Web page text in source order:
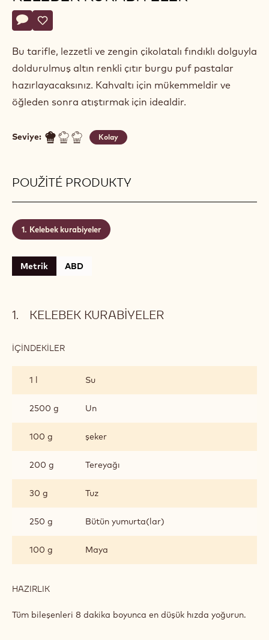
Actions
Yorum yaz
- Çikolatalı ve fındıklı kelebek kurabiyeler
Kaydet
- Çikolatalı ve fındıklı kelebek kurabiyeler
Bu tarifle, lezzetli ve zengin çikolatalı fındıklı dolguyla
doldurulmuş altın renkli çıtır burgu puf pastalar
hazırlayacaksınız. Kahvaltı için mükemmeldir ve
öğleden sonra atıştırmak için idealdir.
Seviye: Kolay
POUŽITÉ PRODUKTY
Kelebek kurabiyeler
Metrik ABD
KELEBEK KURABIYELER
İÇINDEKILER
1 l
Su
2500 g Un
100 g şeker
200 g Tereyağı
30 g Tuz
250 g Bütün yumurta(lar)
100 g Maya
HAZIRLIK
KURABIYELER
Tüm bileşenleri 8 dakika boyunca en düşük hızda yoğurun.